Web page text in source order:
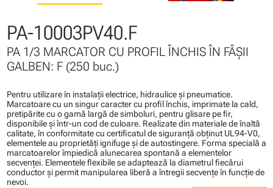
PA-10003PV40.F
PA 1/3 MARCATOR CU PROFIL ÎNCHIS ÎN FÂŞII
GALBEN: F (250 buc.)
Pentru utilizare în instalaţii electrice, hidraulice şi pneumatice.
Marcatoare cu un singur caracter cu profil închis, imprimate la cald,
pretipărite cu o gamă largă de simboluri, pentru glisare pe fir,
disponibile şi într-un cod de culoare. Realizate din materiale de înaltă
calitate, în conformitate cu certificatul de siguranţă obţinut UL94-V0,
elementele au proprietăţi ignifuge şi de autostingere. Forma specială a
marcatoarelor împiedică alunecarea spontană a elementelor
secvenţei. Elementele flexibile se adaptează la diametrul fiecărui
conductor şi permit manipularea liberă a întregii secvenţe în funcţie de
nevoi.